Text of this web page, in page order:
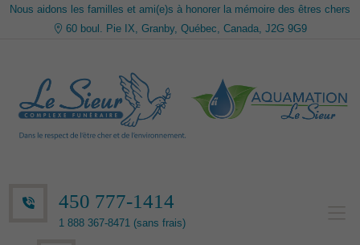
Nous aidons les familles et ami(e)s à honorer la mémoire des êtres chers
60 boul. Pie IX, Granby, Québec, Canada, J2G 9G9
450 777-1414
1 888 367-8471 (sans frais)